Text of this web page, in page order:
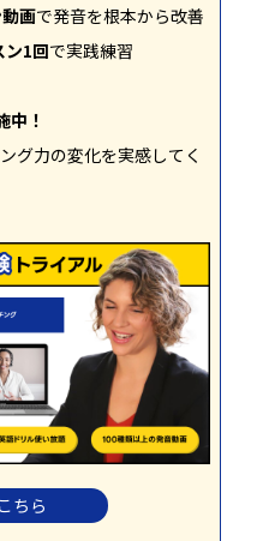
画で発音を根本から改善
ン1回で実践練習
中！
グ力の変化を実感してく
ちら